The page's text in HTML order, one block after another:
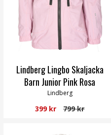
Lindberg Lingbo Skaljacka
Barn Junior Pink Rosa
Lindberg
399 kr 799 kr